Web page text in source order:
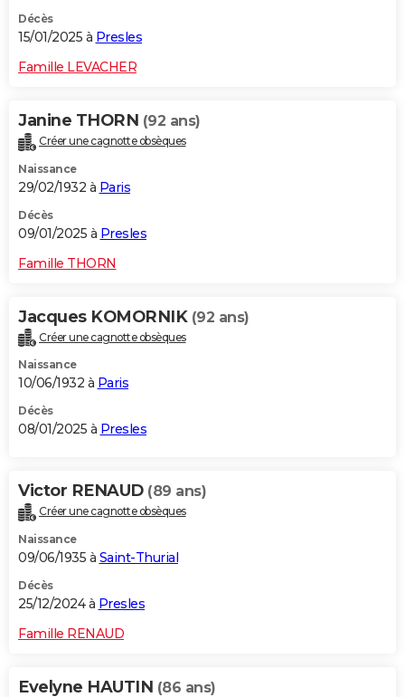
Décès
15/01/2025 à Presles
Famille LEVACHER
Janine THORN (92 ans)
Créer une cagnotte obsèques
Naissance
29/02/1932 à Paris
Décès
09/01/2025 à Presles
Famille THORN
Jacques KOMORNIK (92 ans)
Créer une cagnotte obsèques
Naissance
10/06/1932 à Paris
Décès
08/01/2025 à Presles
Victor RENAUD (89 ans)
Créer une cagnotte obsèques
Naissance
09/06/1935 à Saint-Thurial
Décès
25/12/2024 à Presles
Famille RENAUD
Evelyne HAUTIN (86 ans)